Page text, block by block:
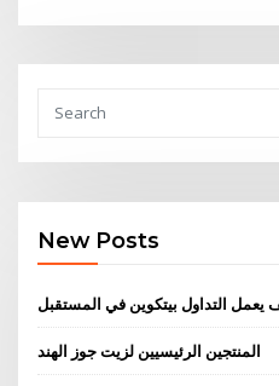
New Posts
يعمل التداول بيتكوين في المستقبل
المنتجين الرئيسيين لزيت جوز الهند